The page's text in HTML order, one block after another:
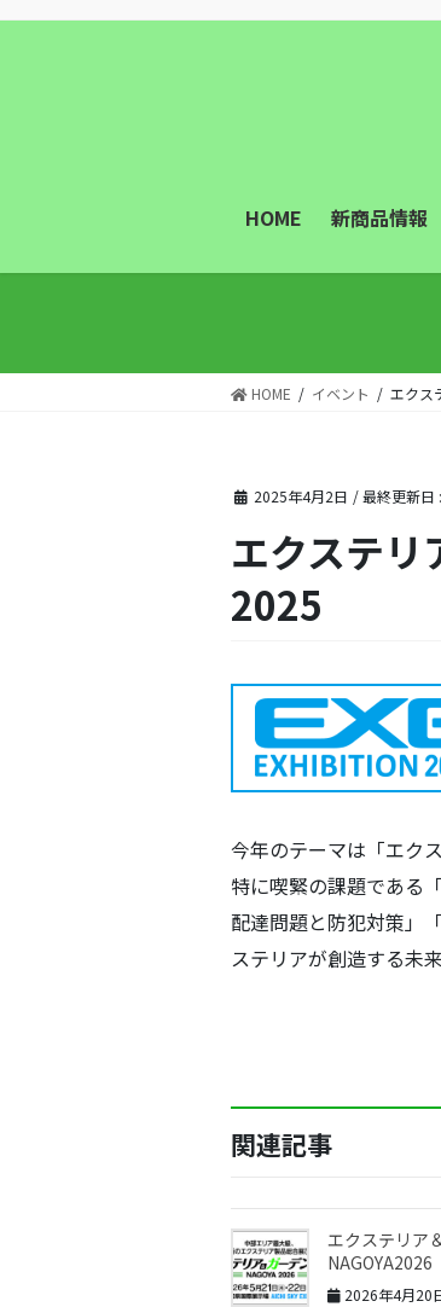
コ
ナ
動
HOME 新商品情報
HOME イベント エクス
2025年4月2日 / 最終更新日 :
エクステ
2025
今年のテーマは「エク
特に喫緊の課題である
配達問題と防犯対策」
ステリアが創造する未
関連記事
エクステリア
NAGOYA2026
2026年4月20